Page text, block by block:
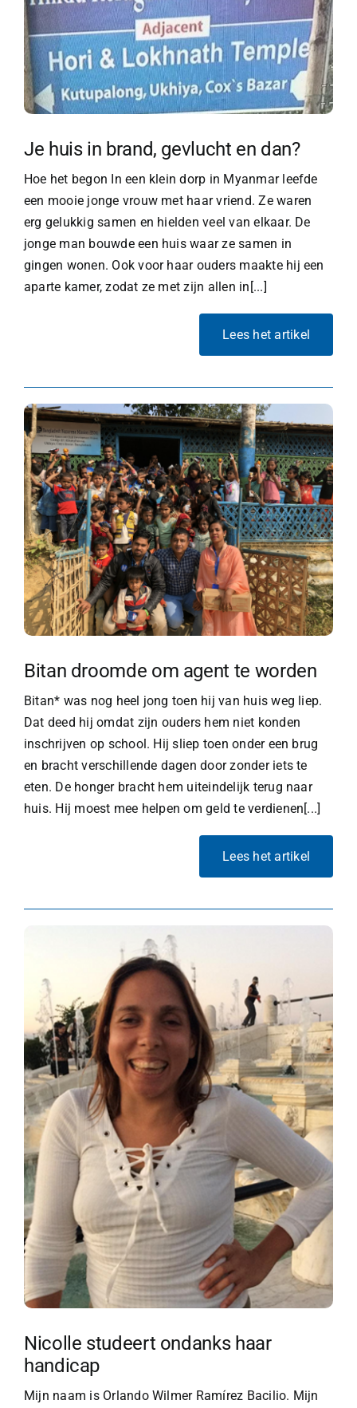
Je huis in brand, gevlucht en dan?
Hoe het begon In een klein dorp in Myanmar leefde
een mooie jonge vrouw met haar vriend. Ze waren
erg gelukkig samen en hielden veel van elkaar. De
jonge man bouwde een huis waar ze samen in
gingen wonen. Ook voor haar ouders maakte hij een
aparte kamer, zodat ze met zijn allen in[...]
Lees het artikel
Bitan droomde om agent te worden
Bitan* was nog heel jong toen hij van huis weg liep.
Dat deed hij omdat zijn ouders hem niet konden
inschrijven op school. Hij sliep toen onder een brug
en bracht verschillende dagen door zonder iets te
eten. De honger bracht hem uiteindelijk terug naar
huis. Hij moest mee helpen om geld te verdienen[...]
Lees het artikel
Nicolle studeert ondanks haar
handicap
Mijn naam is Orlando Wilmer Ramírez Bacilio. Mijn